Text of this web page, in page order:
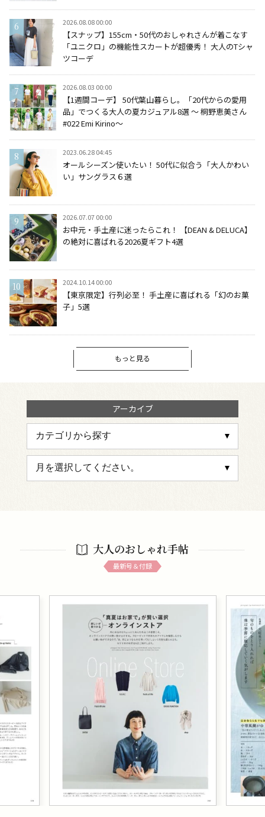
2026.08.08 00:00
【スナップ】155cm・50代のおしゃれさんが着こなす
「ユニクロ」の機能性スカートが超優秀！ 大人のTシャ
ツコーデ
2026.08.03 00:00
【1週間コーデ】 50代葉山暮らし。「20代からの愛用
品」でつくる大人の夏カジュアル8選 ～ 桐野恵美さん
#022 Emi Kirino～
2023.06.28 04:45
オールシーズン使いたい！ 50代に似合う「大人かわい
い」サングラス６選
2026.07.07 00:00
お中元・手土産に迷ったらこれ！ 【DEAN & DELUCA】
の絶対に喜ばれる2026夏ギフト4選
2024.10.14 00:00
【東京限定】行列必至！ 手土産に喜ばれる「幻のお菓
子」5選
もっと見る
アーカイブ
大人のおしゃれ手帖
最新号＆付録